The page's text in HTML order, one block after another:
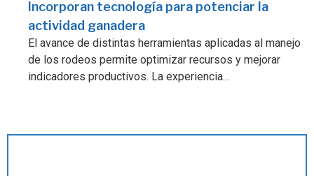
Incorporan tecnología para potenciar la
actividad ganadera
El avance de distintas herramientas aplicadas al manejo
de los rodeos permite optimizar recursos y mejorar
indicadores productivos. La experiencia...